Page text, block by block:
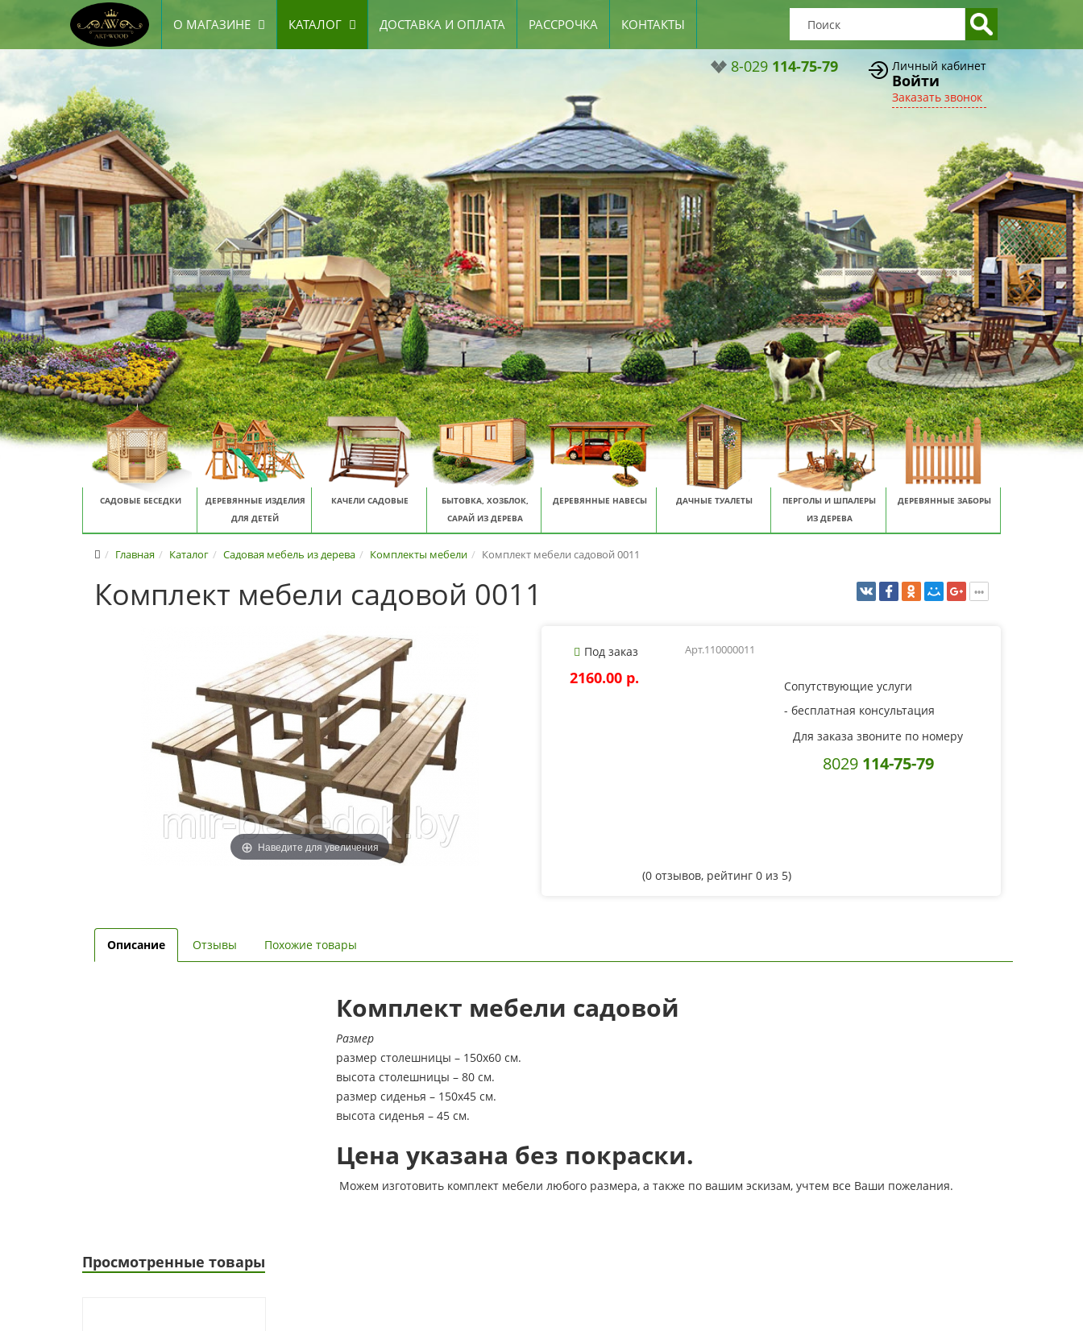
О МАГАЗИНЕ КАТАЛОГ ДОСТАВКА И ОПЛАТА РАССРОЧКА КОНТАКТЫ
8-029 114-75-79 Личный кабинет
Войти
Заказать звонок
САДОВЫЕ БЕСЕДКИ
ДЕРЕВЯННЫЕ ИЗДЕЛИЯ
ДЛЯ ДЕТЕЙ
КАЧЕЛИ САДОВЫЕ
БЫТОВКА, ХОЗБЛОК,
САРАЙ ИЗ ДЕРЕВА
ДЕРЕВЯННЫЕ НАВЕСЫ ДАЧНЫЕ ТУАЛЕТЫ
ПЕРГОЛЫ И ШПАЛЕРЫ
ИЗ ДЕРЕВА
ДЕРЕВЯННЫЕ ЗАБОРЫ
Главная Каталог Садовая мебель из дерева Комплекты мебели Комплект мебели садовой 0011
Комплект мебели садовой 0011
Наведите для увеличения
Под заказ Арт.110000011
2160.00 p.
Сопутствующие услуги
- бесплатная консультация
Для заказа звоните по номеру
8029 114-75-79
(0 отзывов, рейтинг 0 из 5)
Описание Отзывы Похожие товары
Комплект мебели садовой
Размер
размер столешницы – 150х60 см.
высота столешницы – 80 см.
размер сиденья – 150х45 см.
высота сиденья – 45 см.
Цена указана без покраски.
Можем изготовить комплект мебели любого размера, а также по вашим эскизам, учтем все Ваши пожелания.
Просмотренные товары